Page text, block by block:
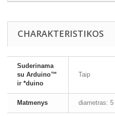
CHARAKTERISTIKOS
Suderinama
su Arduino™
ir *duino
Taip
Matmenys diametras: